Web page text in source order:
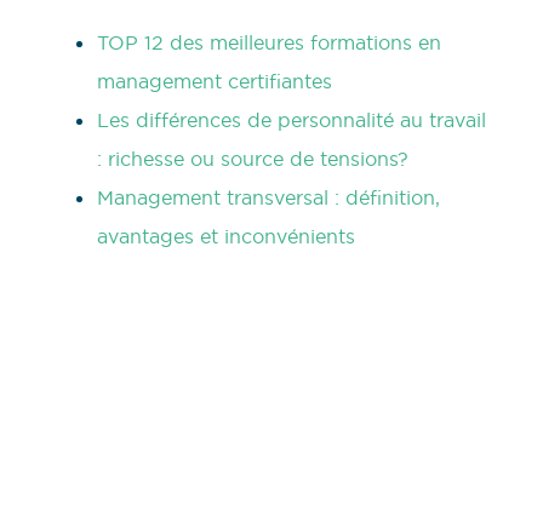
TOP 12 des meilleures formations en
management certifiantes
Les différences de personnalité au travail
: richesse ou source de tensions?
Management transversal : définition,
avantages et inconvénients